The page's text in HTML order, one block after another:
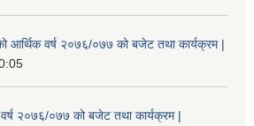
आर्थिक वर्ष २०७६/०७७ को बजेट तथा कार्यक्रम |
२०७६/०७७ को बजेट तथा कार्यक्रम |